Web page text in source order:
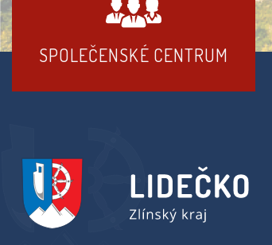
SPOLEČENSKÉ CENTRUM